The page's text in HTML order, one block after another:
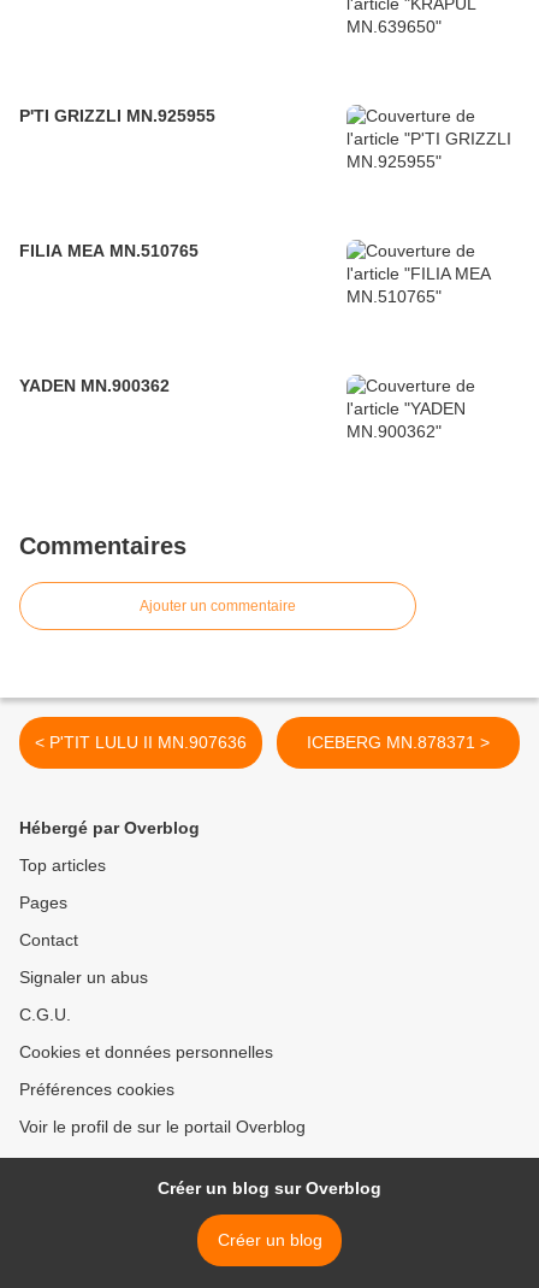
P'TI GRIZZLI MN.925955
FILIA MEA MN.510765
YADEN MN.900362
Commentaires
Ajouter un commentaire
< P'TIT LULU II MN.907636 ICEBERG MN.878371 >
Hébergé par Overblog
Top articles
Pages
Contact
Signaler un abus
C.G.U.
Cookies et données personnelles
Préférences cookies
Voir le profil de sur le portail Overblog
Créer un blog sur Overblog
Créer un blog